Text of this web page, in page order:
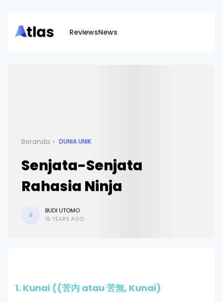
ReviewsNews
Beranda DUNIA UNIK
Senjata-Senjata
Rahasia Ninja
B
BUDI UTOMO
15 YEARS AGO
1. Kunai ((苦内 atau 苦無, Kunai)